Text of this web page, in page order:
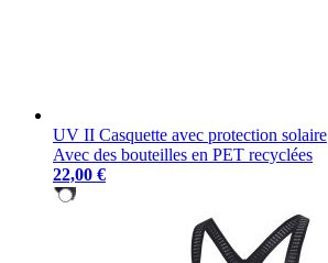
UV II Casquette avec protection solaire
Avec des bouteilles en PET recyclées
22,00 €